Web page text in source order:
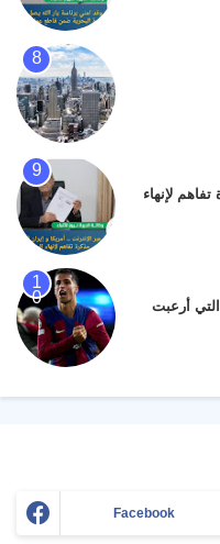
لإنهاء
أرعبت
Facebook